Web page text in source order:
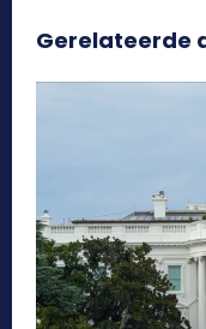
Gerelateerde